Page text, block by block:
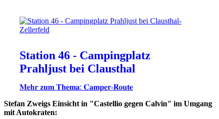
Station 46 - Campingplatz
Prahljust bei Clausthal
𝐌𝐞𝐡𝐫 𝐳𝐮𝐦 𝐓𝐡𝐞𝐦𝐚: 𝐂𝐚𝐦𝐩𝐞𝐫-𝐑𝐨𝐮𝐭𝐞
Stefan Zweigs Einsicht in "Castellio gegen Calvin" im Umgang
mit Autokraten: